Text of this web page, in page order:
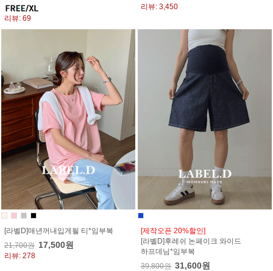
리뷰: 69
리뷰: 3,450
[라벨D]매년꺼내입게될 티*임부복
21,700원 17,500원
리뷰: 278
[제작오픈 20%할인]
[라벨D]후레쉬 논페이크 와이드
하프데님*임부복
39,800원 31,600원